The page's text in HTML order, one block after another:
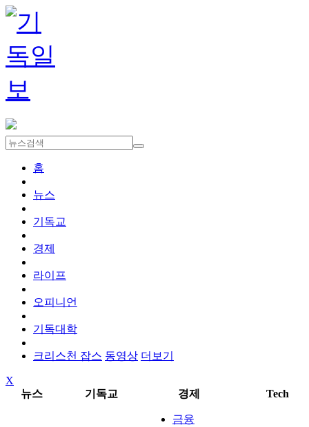
홈
뉴스
기독교
경제
라이프
오피니언
기독대학
크리스천 잡스 동영상 더보기
X
뉴스
기독교 경제 Tech
금융